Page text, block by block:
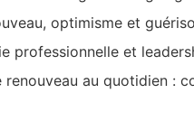
optimisme et
professionnelle et
renouveau au quotidien :